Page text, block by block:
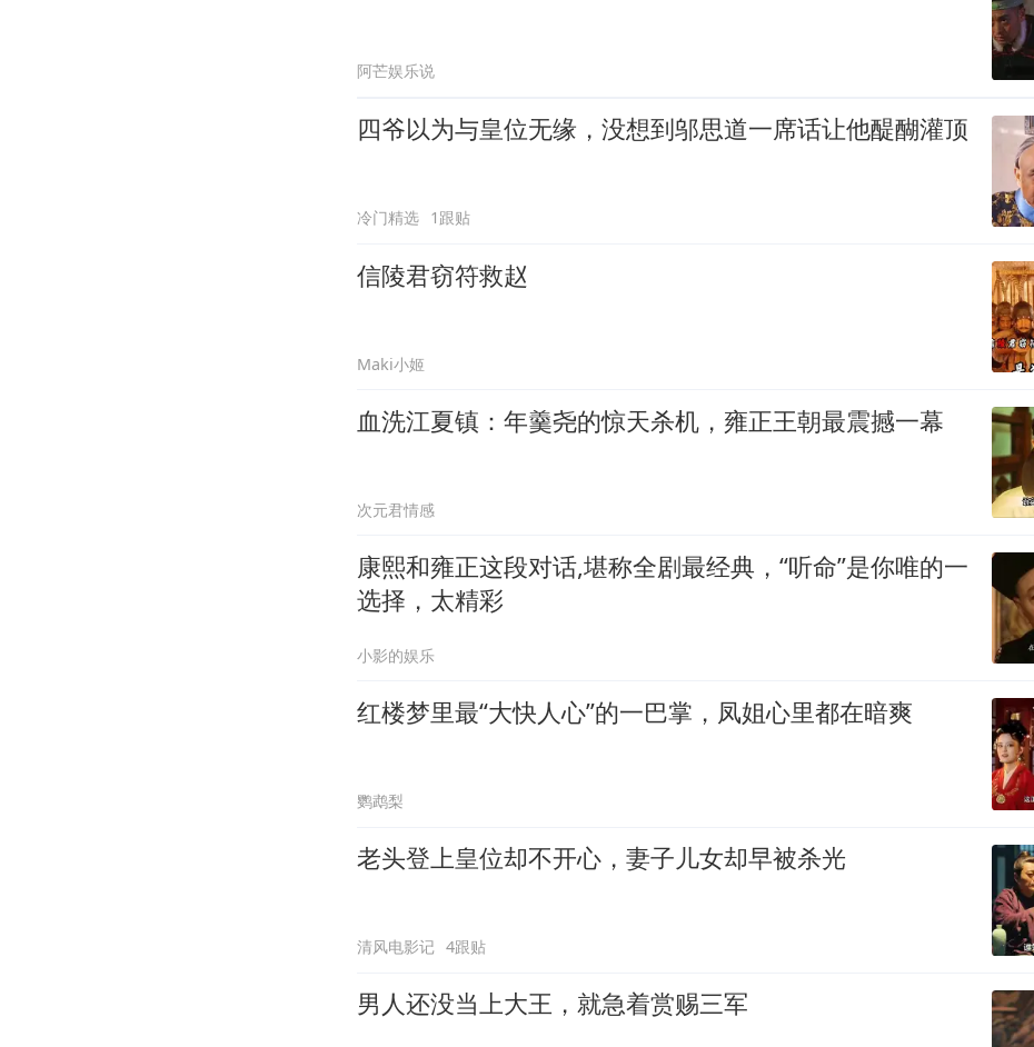
阿芒娱乐说
四爷以为与皇位无缘，没想到邬思道一席话让他醍醐灌顶
冷门精选 1跟贴
信陵君窃符救赵
Maki小姬
血洗江夏镇：年羹尧的惊天杀机，雍正王朝最震撼一幕
次元君情感
康熙和雍正这段对话,堪称全剧最经典，“听命”是你唯的一
选择，太精彩
小影的娱乐
红楼梦里最“大快人心”的一巴掌，凤姐心里都在暗爽
鹦鹉梨
老头登上皇位却不开心，妻子儿女却早被杀光
清风电影记 4跟贴
男人还没当上大王，就急着赏赐三军